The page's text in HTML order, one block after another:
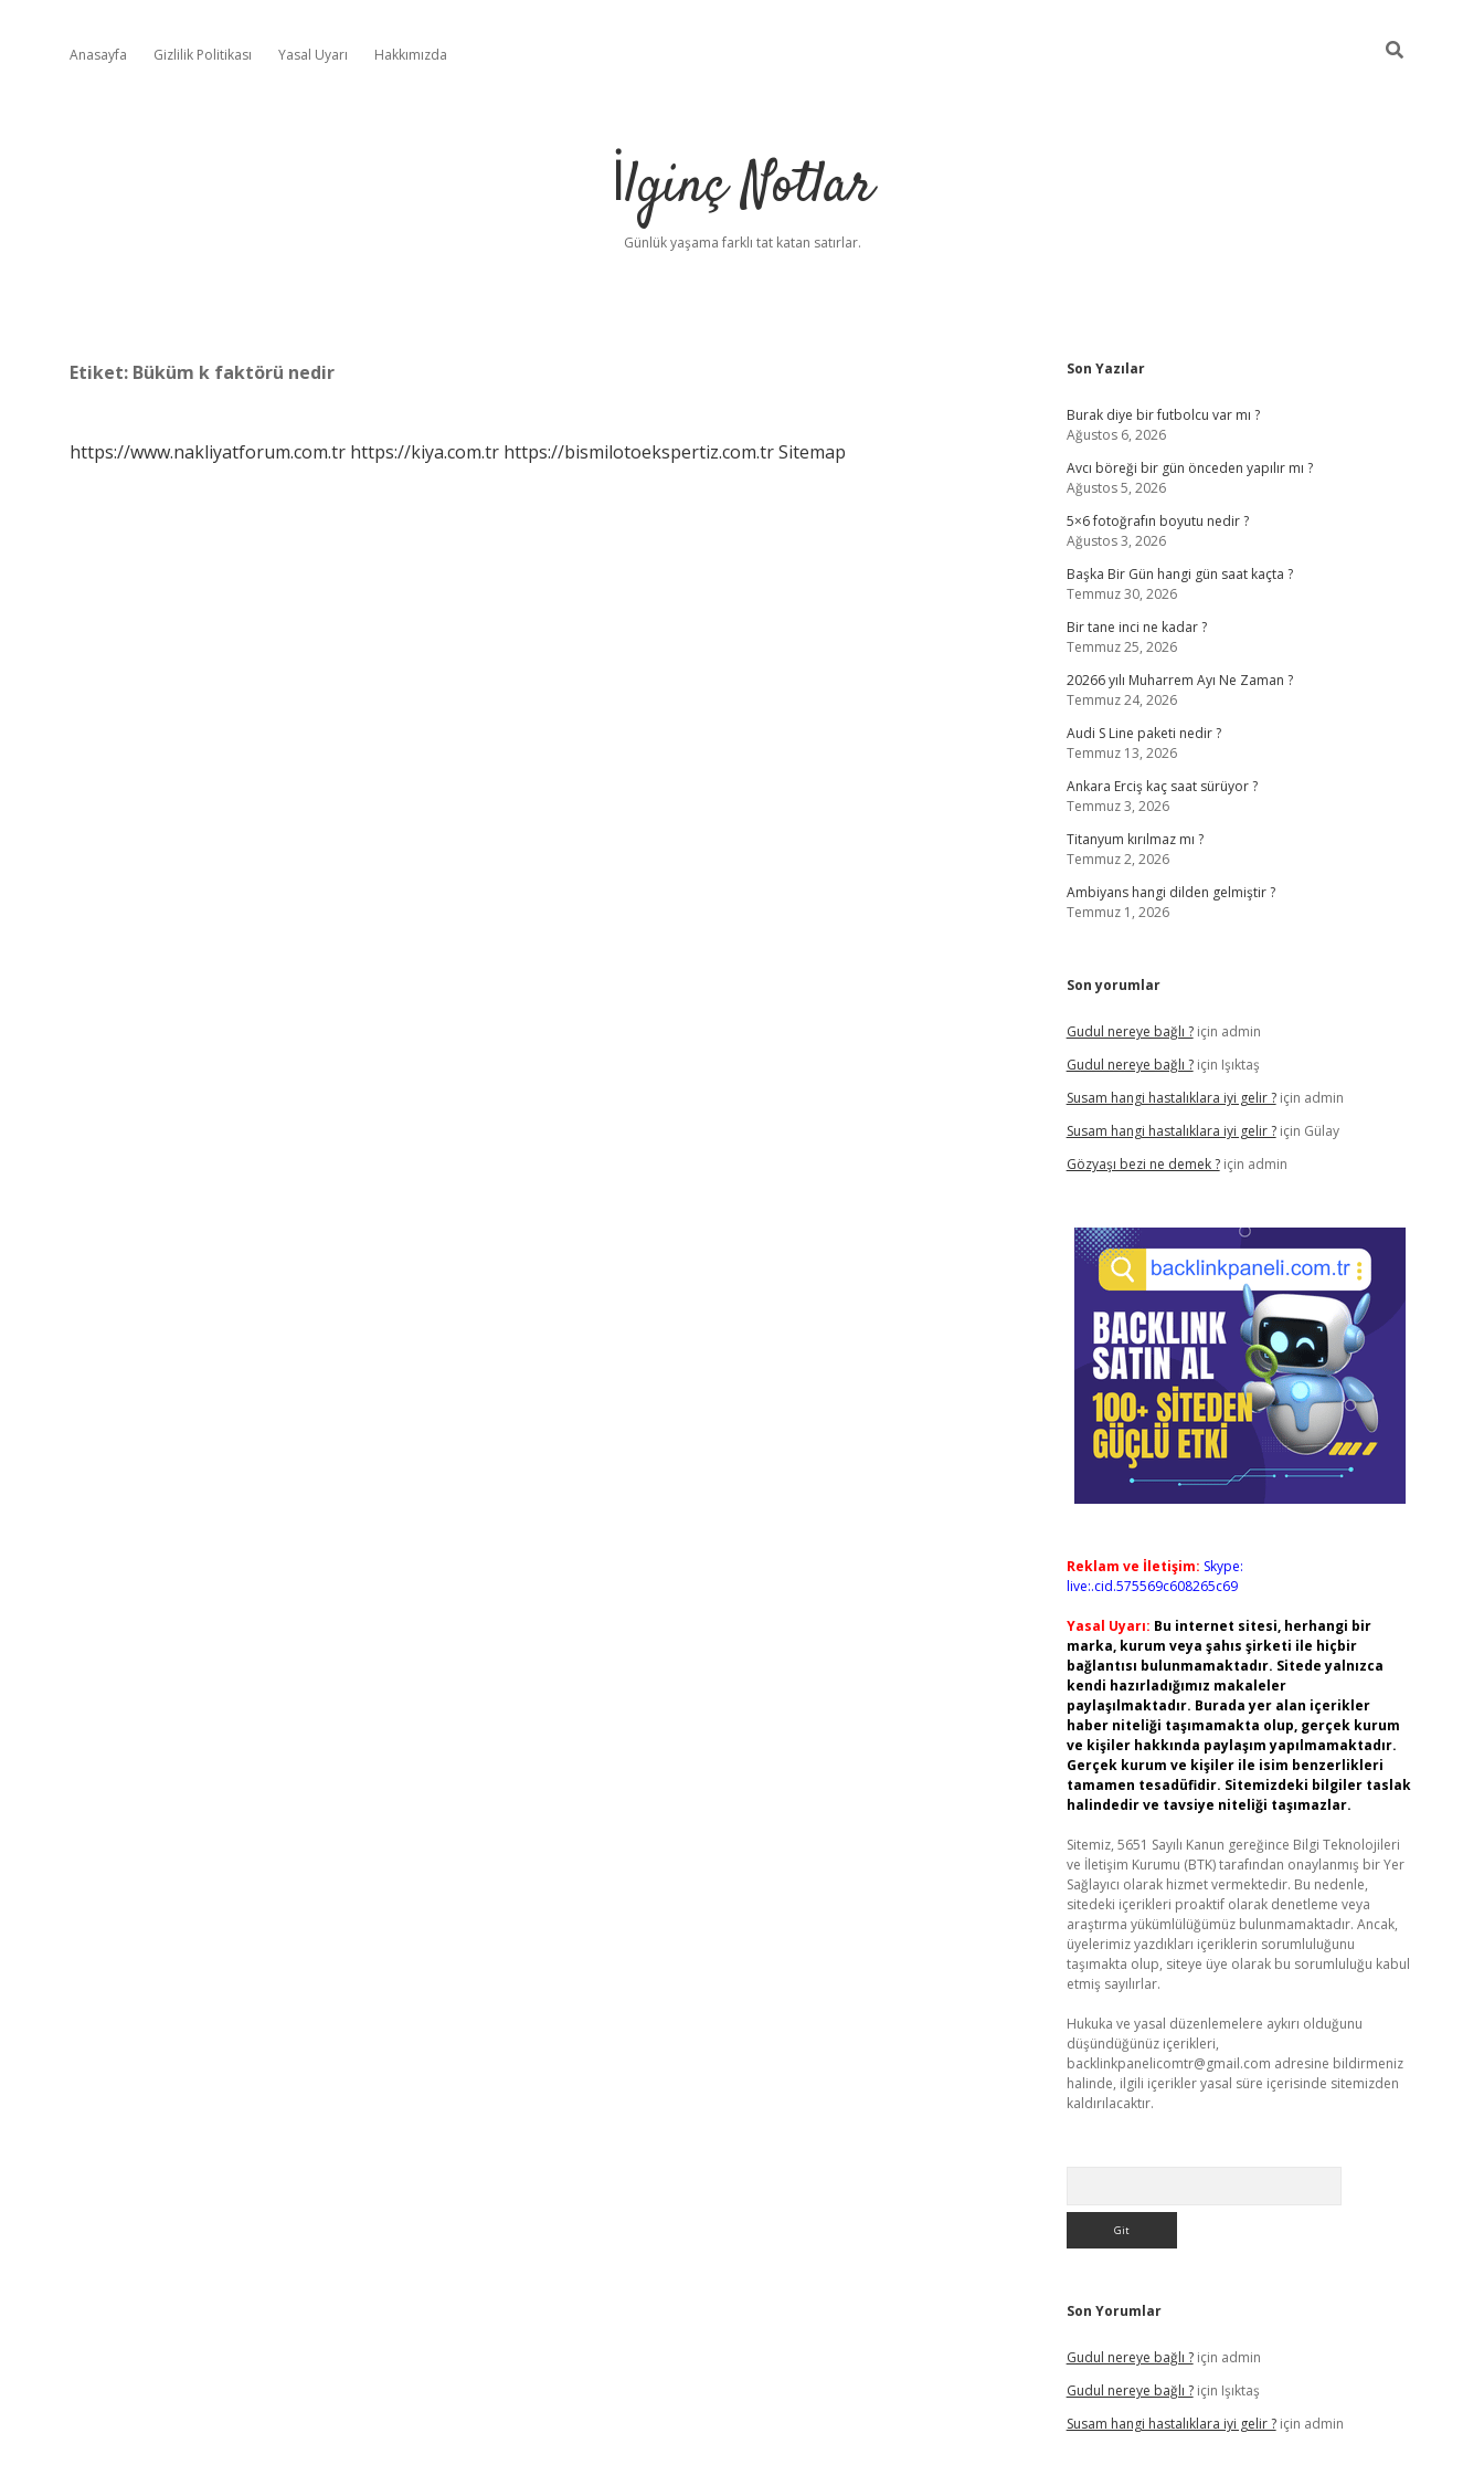
Anasayfa Gizlilik Politikası Yasal Uyarı Hakkımızda
İlginç Notlar
Günlük yaşama farklı tat katan satırlar.
Etiket: Büküm k faktörü nedir
https://www.nakliyatforum.com.tr https://kiya.com.tr https://bismilotoekspertiz.com.trSitemap
Sidebar
Son Yazılar
Burak diye bir futbolcu var mı ?
Ağustos 6, 2026
Avcı böreği bir gün önceden yapılır mı ?
Ağustos 5, 2026
5×6 fotoğrafın boyutu nedir ?
Ağustos 3, 2026
Başka Bir Gün hangi gün saat kaçta ?
Temmuz 30, 2026
Bir tane inci ne kadar ?
Temmuz 25, 2026
20266 yılı Muharrem Ayı Ne Zaman ?
Temmuz 24, 2026
Audi S Line paketi nedir ?
Temmuz 13, 2026
Ankara Erciş kaç saat sürüyor ?
Temmuz 3, 2026
Titanyum kırılmaz mı ?
Temmuz 2, 2026
Ambiyans hangi dilden gelmiştir ?
Temmuz 1, 2026
Son yorumlar
Gudul nereye bağlı ?için admin
Gudul nereye bağlı ?için Işıktaş
Susam hangi hastalıklara iyi gelir ?için admin
Susam hangi hastalıklara iyi gelir ?için Gülay
Gözyaşı bezi ne demek ?için admin
Reklam ve İletişim: Skype:
live:.cid.575569c608265c69
Yasal Uyarı: Bu internet sitesi, herhangi bir
marka, kurum veya şahıs şirketi ile hiçbir
bağlantısı bulunmamaktadır. Sitede yalnızca
kendi hazırladığımız makaleler
paylaşılmaktadır. Burada yer alan içerikler
haber niteliği taşımamakta olup, gerçek kurum
ve kişiler hakkında paylaşım yapılmamaktadır.
Gerçek kurum ve kişiler ile isim benzerlikleri
tamamen tesadüfidir. Sitemizdeki bilgiler taslak
halindedir ve tavsiye niteliği taşımazlar.
Sitemiz, 5651 Sayılı Kanun gereğince Bilgi Teknolojileri
ve İletişim Kurumu (BTK) tarafından onaylanmış bir Yer
Sağlayıcı olarak hizmet vermektedir. Bu nedenle,
sitedeki içerikleri proaktif olarak denetleme veya
araştırma yükümlülüğümüz bulunmamaktadır. Ancak,
üyelerimiz yazdıkları içeriklerin sorumluluğunu
taşımakta olup, siteye üye olarak bu sorumluluğu kabul
etmiş sayılırlar.
Hukuka ve yasal düzenlemelere aykırı olduğunu
düşündüğünüz içerikleri,
backlinkpanelicomtr@gmail.com adresine bildirmeniz
halinde, ilgili içerikler yasal süre içerisinde sitemizden
kaldırılacaktır.
Son Yorumlar
Gudul nereye bağlı ?için admin
Gudul nereye bağlı ?için Işıktaş
Susam hangi hastalıklara iyi gelir ?için admin